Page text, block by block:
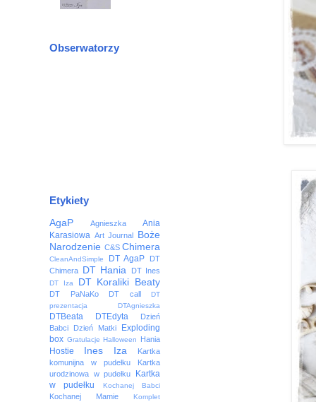
Obserwatorzy
Etykiety
AgaP Agnieszka
Ania
Karasiowa Art Journal
Boże
Narodzenie C&S Chimera
CleanAndSimple DT AgaP
DT
Chimera DT Hania DT Ines
DT Iza DT Koraliki Beaty
DT PaNaKo DT call
DT
prezentacja
DTAgnieszka
DTBeata DTEdyta
Dzień
Babci
Dzień Matki
Exploding
box Gratulacje Halloween Hania
Hostie Ines Iza
Kartka
komunijna w pudełku
Kartka
urodzinowa w pudełku
Kartka
w pudełku
Kochanej Babci
Kochanej Mamie
Komplet